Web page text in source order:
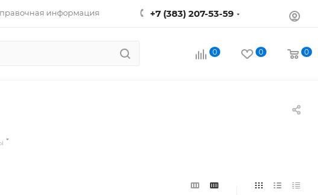
информация +7 (383) 207-53-59
0 0 0